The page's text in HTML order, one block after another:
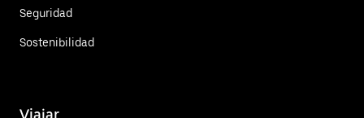
Seguridad
Sostenibilidad
Viajar